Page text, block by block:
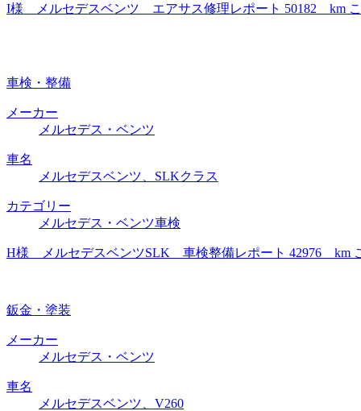
I様 メルセデスベンツ エアサス修理レポート 50182 km こ
車検・整備
メーカー
メルセデス・ベンツ
車名
メルセデスベンツ、SLKクラス
カテゴリー
メルセデス・ベンツ車検
H様 メルセデスベンツSLK 車検整備レポート 42976 km
鈑金・塗装
メーカー
メルセデス・ベンツ
車名
メルセデスベンツ、V260